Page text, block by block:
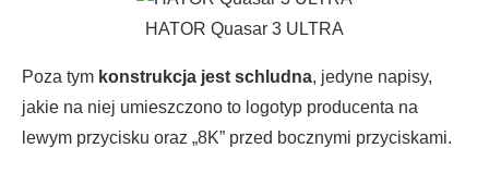
HATOR Quasar 3 ULTRA
Poza tym konstrukcja jest schludna, jedyne napisy,
jakie na niej umieszczono to logotyp producenta na
lewym przycisku oraz „8K” przed bocznymi przyciskami.